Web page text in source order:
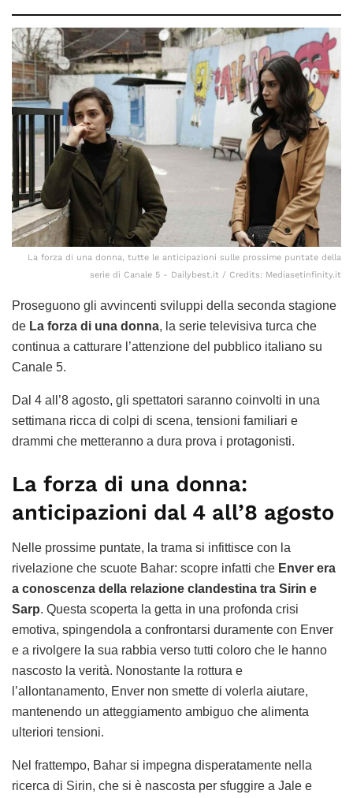
La forza di una donna, tutte le anticipazioni sulle prossime puntate della
serie di Canale 5 - Dailybest.it / Credits: Mediasetinfinity.it
Proseguono gli avvincenti sviluppi della seconda stagione
de La forza di una donna, la serie televisiva turca che
continua a catturare l’attenzione del pubblico italiano su
Canale 5.
Dal 4 all’8 agosto, gli spettatori saranno coinvolti in una
settimana ricca di colpi di scena, tensioni familiari e
drammi che metteranno a dura prova i protagonisti.
La forza di una donna:
anticipazioni dal 4 all’8 agosto
Nelle prossime puntate, la trama si infittisce con la
rivelazione che scuote Bahar: scopre infatti che Enver era
a conoscenza della relazione clandestina tra Sirin e
Sarp. Questa scoperta la getta in una profonda crisi
emotiva, spingendola a confrontarsi duramente con Enver
e a rivolgere la sua rabbia verso tutti coloro che le hanno
nascosto la verità. Nonostante la rottura e
l’allontanamento, Enver non smette di volerla aiutare,
mantenendo un atteggiamento ambiguo che alimenta
ulteriori tensioni.
Nel frattempo, Bahar si impegna disperatamente nella
ricerca di Sirin, che si è nascosta per sfuggire a Jale e